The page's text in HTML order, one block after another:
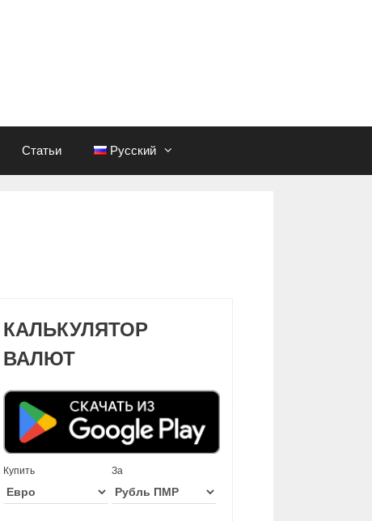
Статьи Русский
КАЛЬКУЛЯТОР
ВАЛЮТ
Купить За